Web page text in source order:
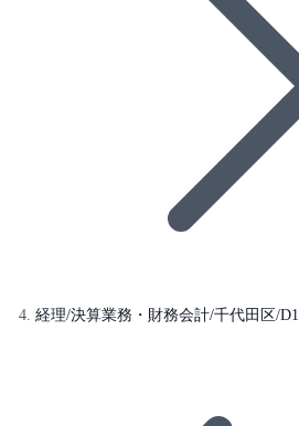
経理/決算業務・財務会計/千代田区/D1